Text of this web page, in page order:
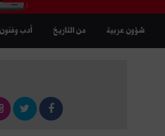
شؤون عربية من التاريخ أدب وفنون